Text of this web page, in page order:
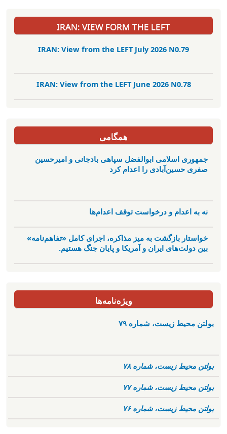
IRAN: VIEW FORM THE LEFT
IRAN: View from the LEFT July 2026 N0.79
IRAN: View from the LEFT June 2026 N0.78
همگامی
جمهوری اسلامی ابوالفضل سپاهی بادجانی و امیرحسین
صفری حسین‌آبادی را اعدام کرد
نه به اعدام و درخواست توقف اعدام‌ها
خواستار بازگشت به میز مذاکره، اجرای کامل «تفاهم‌نامه»
بین دولت‌های ایران و آمریکا و پایان جنگ هستیم.
ویژه‌نامه‌ها
بولتن محیط زیست، شماره ۷۹
بولتن محیط زیست، شماره ۷۸
بولتن محیط زیست، شماره ۷۷
بولتن محیط زیست، شماره ۷۶